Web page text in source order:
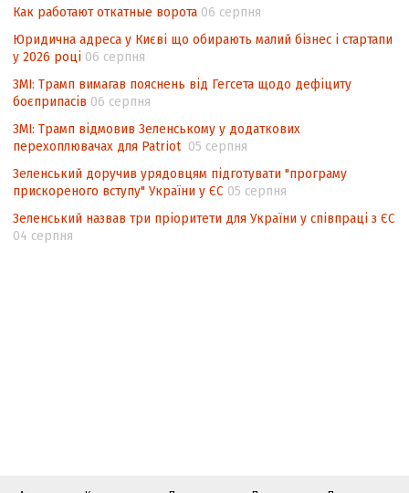
Как работают откатные ворота 06 серпня
Юридична адреса у Києві що обирають малий бізнес і стартапи
у 2026 році 06 серпня
ЗМІ: Трамп вимагав пояснень від Гегсета щодо дефіциту
боєприпасів 06 серпня
ЗМІ: Трамп відмовив Зеленському у додаткових
перехоплювачах для Patriot 05 серпня
Зеленський доручив урядовцям підготувати "програму
прискореного вступу" України у ЄС 05 серпня
Зеленський назвав три пріоритети для України у співпраці з ЄС
04 серпня